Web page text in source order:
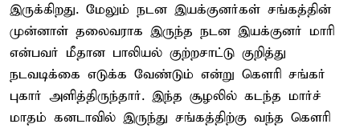
இருக்கிறது. மேலும் நடன இயக்குனர்கள் சங்கத்தின்
முன்னாள் தலைவராக இருந்த நடன இயக்குனர் மாரி
என்பவர் மீதான பாலியல் குற்றசாட்டு குறித்து
நடவடிக்கை எடுக்க வேண்டும் என்று கௌரி சங்கர்
புகார் அளித்திருந்தார். இந்த சூழலில் கடந்த மார்ச்
மாதம் கனடாவில் இருந்து சங்கத்திற்கு வந்த கௌரி